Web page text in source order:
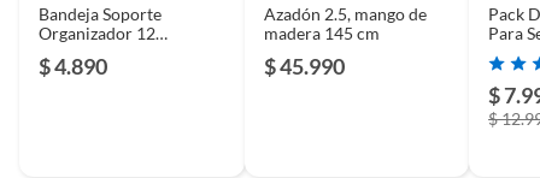
Bandeja Soporte
Organizador 12
$ 4.890
Azadón 2.5, mango de
madera 145 cm
$ 45.990
Pack
Para
$
$